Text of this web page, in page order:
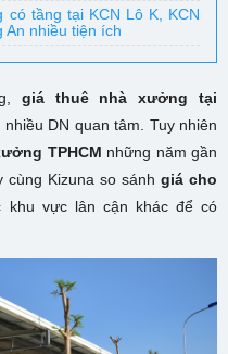
có tầng tại KCN Lô K, KCN
An nhiều tiện ích
giá thuê nhà xưởng tại
DN quan tâm. Tuy nhiên
TPHCM những năm gần
cùng Kizuna so sánhgiá cho
khu vực lân cận khác để có